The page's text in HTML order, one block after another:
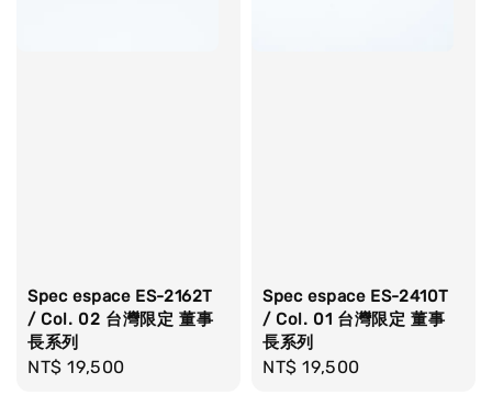
Spec espace ES-2162T
/ Col. 02 台灣限定 董事
長系列
Regular
NT$ 19,500
Spec espace ES-2410T
/ Col. 01 台灣限定 董事
長系列
Regular
NT$ 19,500